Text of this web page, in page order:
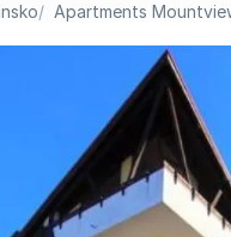
Apartments